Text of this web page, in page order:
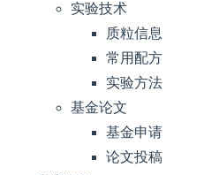
实验技术
质粒信息
常用配方
实验方法
基金论文
基金申请
论文投稿